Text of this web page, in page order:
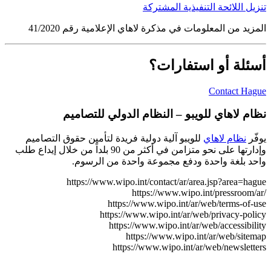
تنزيل اللائحة التنفيذية المشتركة
المزيد من المعلومات في مذكرة لاهاي الإعلامية رقم 41/2020
أسئلة أو استفارات؟
Contact Hague
نظام لاهاي للويبو – النظام الدولي للتصاميم
يوفّر نظام لاهاي للويبو آلية دولية فريدة لتأمين حقوق التصاميم
وإدارتها على نحو متزامن في أكثر من 90 بلداً من خلال إيداع طلب
واحد بلغة واحدة ودفع مجموعة واحدة من الرسوم.
https://www.wipo.int/contact/ar/area.jsp?area=hague
https://www.wipo.int/pressroom/ar/
https://www.wipo.int/ar/web/terms-of-use
https://www.wipo.int/ar/web/privacy-policy
https://www.wipo.int/ar/web/accessibility
https://www.wipo.int/ar/web/sitemap
https://www.wipo.int/ar/web/newsletters